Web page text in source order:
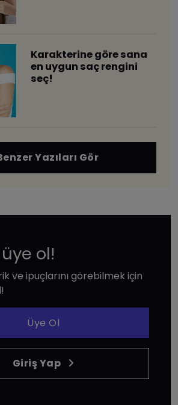
​Karakterine göre sana
en uygun saç rengini
seç!
Yazıları Gör
ol!
ve ipuçlarını görebilmek için
Üye Ol
Giriş Yap